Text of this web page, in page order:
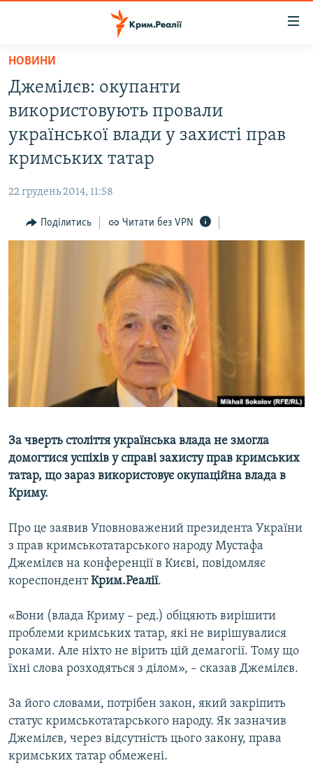
Перейти
основного
матеріалу
Перейти
до
основної
Перейти
пошуку
ВОДА.КРИМ
ВІДЕО ТА ФОТО
ПОГЛЯД
ІНТЕРВ'Ю
ВІДЕОУРОКИ «ELIFBE»
СВІДЧЕННЯ ОКУПАЦІЇ
УКРАЇНСЬКА ПРОБЛЕМА КРИМУ
ІНФОГРАФІКА
ЯК ОБІЙТИ БЛОКУВАННЯ
ДОЛУЧАЙСЯ!
Усі сайти RFE/RL
НОВИНИ
Джемілєв: окупанти
використовують провали
української влади у захисті прав
кримських татар
22 грудень 2014, 11:58
Поділитись Читати без VPN
За чверть століття українська влада не змогла
домогтися успіхів у справі захисту прав кримських
татар, що зараз використовує окупаційна влада в
Криму.
Про це заявив Уповноважений президента України
з прав кримськотатарського народу Мустафа
Джемілєв на конференції в Києві, повідомляє
кореспондентКрим.Реалії.
«Вони (влада Криму – ред.) обіцяють вирішити
проблеми кримських татар, які не вирішувалися
роками. Але ніхто не вірить цій демагогії. Тому що
їхні слова розходяться з ділом», – сказав Джемілєв.
За його словами, потрібен закон, який закріпить
статус кримськотатарського народу. Як зазначив
Джемілєв, через відсутність цього закону, права
кримських татар обмежені.